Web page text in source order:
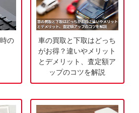
の
車の買取と下取はどっち
がお得？違いやメリット
とデメリット、査定額ア
ップのコツを解説